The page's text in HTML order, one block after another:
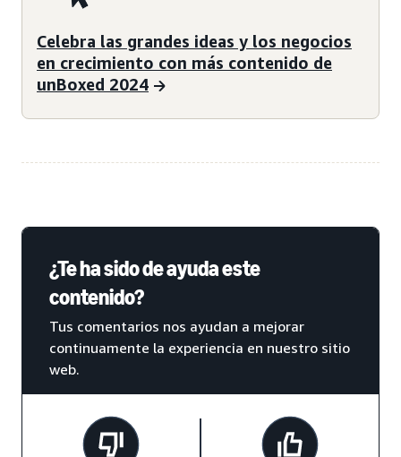
Celebra las grandes ideas y los negocios
en crecimiento con más contenido de
unBoxed 2024
¿Te ha sido de ayuda este
contenido?
Tus comentarios nos ayudan a mejorar
continuamente la experiencia en nuestro sitio
web.